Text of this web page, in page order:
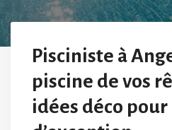
Pisciniste à
piscine de vos
idées déco